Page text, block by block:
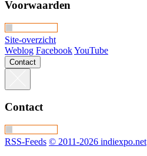
Voorwaarden
Site-overzicht
Weblog FacebookYouTube
Contact
Contact
RSS-Feeds © 2011-2026 indiexpo.net